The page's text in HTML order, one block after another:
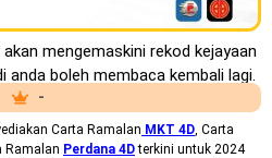
mengemaskini rekod kejayaan
anda boleh membaca kembali lagi.
-
Carta Ramalan MKT 4D, Carta
Ramalan Perdana 4Dterkini untuk 2024